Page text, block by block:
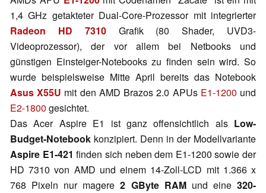
1,4 GHz getakteter Dual-Core-Prozessor mit integrierter
Radeon HD 7310Grafik (80 Shader, UVD3-
Videoprozessor), der vor allem bei Netbooks und
günstigen Einsteiger-Notebooks zu finden sein wird. So
wurde beispielsweise Mitte April bereits das Notebook
Asus X55U mit den AMD Brazos 2.0 APUs E1-1200 und
E2-1800 gesichtet.
Das Acer Aspire E1 ist ganz offensichtlich als Low-
Budget-Notebook konzipiert. Denn in der Modellvariante
Aspire E1-421 finden sich neben dem E1-1200 sowie der
HD 7310 von AMD und einem 14-Zoll-LCD mit 1.366 x
768 Pixeln nur magere2 GByte RAMund eine320-